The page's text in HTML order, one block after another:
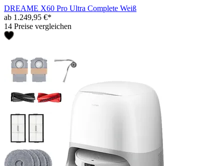
DREAME X60 Pro Ultra Complete Weiß
ab 1.249,95 €*
14 Preise vergleichen